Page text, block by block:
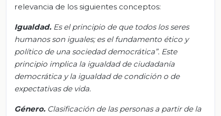
relevancia de los siguientes conceptos:
Igualdad. Es el principio de que todos los seres
humanos son iguales; es el fundamento ético y
político de una sociedad democrática”. Este
principio implica la igualdad de ciudadanía
democrática y la igualdad de condición o de
expectativas de vida.
Género. Clasificación de las personas a partir de la